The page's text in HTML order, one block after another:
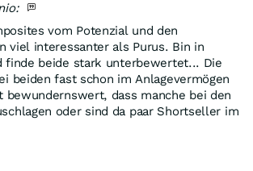
vom Potenzial und den
viel interessanter als Purus. Bin in
finde beide stark unterbewertet... Die
beiden fast schon im Anlagevermögen
bewundernswert, dass manche bei den
oder sind da paar Shortseller im